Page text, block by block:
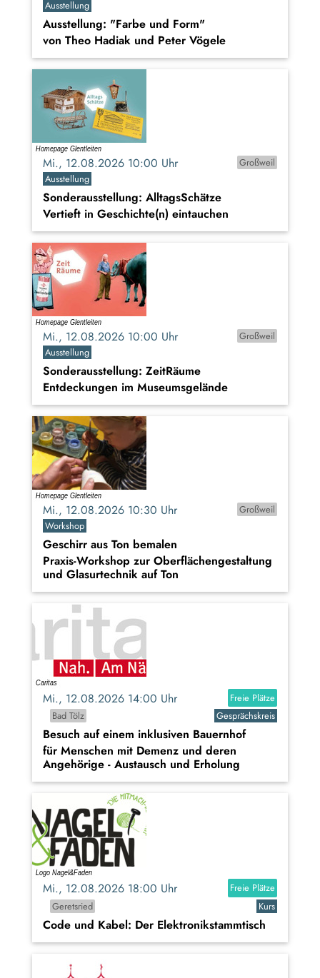
Ausstellung
Ausstellung: "Farbe und Form"
von Theo Hadiak und Peter Vögele
Mi., 12.08.2026 10:00 Uhr
Großweil
Ausstellung
Sonderausstellung: AlltagsSchätze
Vertieft in Geschichte(n) eintauchen
Mi., 12.08.2026 10:00 Uhr
Großweil
Ausstellung
Sonderausstellung: ZeitRäume
Entdeckungen im Museumsgelände
Mi., 12.08.2026 10:30 Uhr
Großweil
Workshop
Geschirr aus Ton bemalen
Praxis-Workshop zur Oberflächengestaltung
und Glasurtechnik auf Ton
Mi., 12.08.2026 14:00 Uhr
Freie Plätze
Bad Tölz
Gesprächskreis
Besuch auf einem inklusiven Bauernhof
für Menschen mit Demenz und deren
Angehörige - Austausch und Erholung
Mi., 12.08.2026 18:00 Uhr
Freie Plätze
Geretsried
Kurs
Code und Kabel: Der Elektronikstammtisch